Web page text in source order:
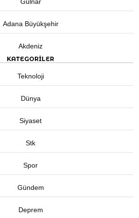
Adana Büyükşehir
Akdeniz
KATEGORİLER
Teknoloji
Dünya
Siyaset
Stk
Spor
Gündem
Deprem